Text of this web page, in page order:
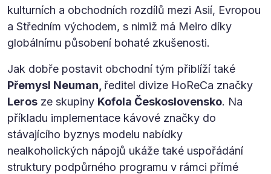
kulturních a obchodních rozdílů mezi Asií, Evropou
a Středním východem, s nimiž má Meiro díky
globálnímu působení bohaté zkušenosti.
Jak dobře postavit obchodní tým přiblíží také
Přemysl Neuman, ředitel divize HoReCa značky
Leros ze skupiny Kofola Československo. Na
příkladu implementace kávové značky do
stávajícího byznys modelu nabídky
nealkoholických nápojů ukáže také uspořádání
struktury podpůrného programu v rámci přímé